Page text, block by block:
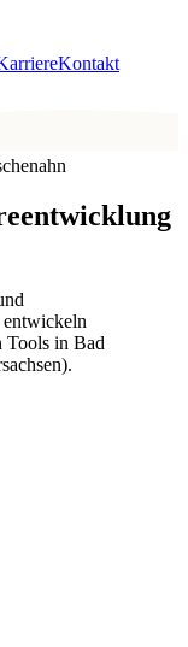
Kontakt
entwickeln
Tools in Bad